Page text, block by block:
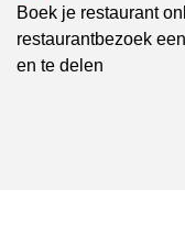
Boek je restaurant
restaurantbezoek
en te delen